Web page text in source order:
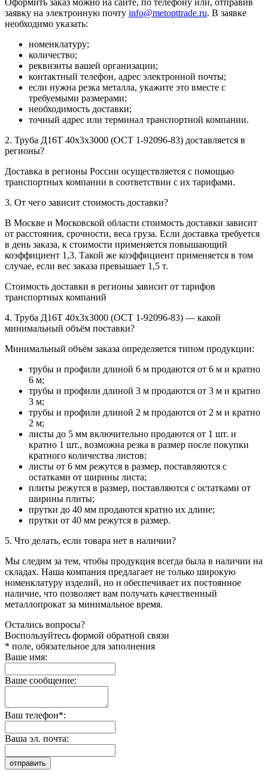
Оформить заказ можно на сайте, по телефону или, отправив
заявку на электронную почту info@metopttrade.ru. В заявке
необходимо указать:
номенклатуру;
количество;
реквизиты вашей организации;
контактный телефон, адрес электронной почты;
если нужна резка металла, укажите это вместе с
требуемыми размерами;
необходимость доставки;
точный адрес или терминал транспортной компании.
2. Труба Д16Т 40х3х3000 (ОСТ 1-92096-83) доставляется в
регионы?
Доставка в регионы России осуществляется с помощью
транспортных компании в соответствии с их тарифами.
3. От чего зависит стоимость доставки?
В Москве и Московской области стоимость доставки зависит
от расстояния, срочности, веса груза. Если доставка требуется
в день заказа, к стоимости применяется повышающий
коэффициент 1,3. Такой же коэффициент применяется в том
случае, если вес заказа превышает 1,5 т.
Стоимость доставки в регионы зависит от тарифов
транспортных компаний
4. Труба Д16Т 40х3х3000 (ОСТ 1-92096-83) — какой
минимальный объём поставки?
Минимальный объём заказа определяется типом продукции:
трубы и профили длиной 6 м продаются от 6 м и кратно
6 м;
трубы и профили длиной 3 м продаются от 3 м и кратно
3 м;
трубы и профили длиной 2 м продаются от 2 м и кратно
2 м;
листы до 5 мм включительно продаются от 1 шт. и
кратно 1 шт., возможна резка в размер после покупки
кратного количества листов;
листы от 6 мм режутся в размер, поставляются с
остатками от ширины листа;
плиты режутся в размер, поставляются с остатками от
ширины плиты;
прутки до 40 мм продаются кратно их длине;
прутки от 40 мм режутся в размер.
5. Что делать, если товара нет в наличии?
Мы следим за тем, чтобы продукция всегда была в наличии на
складах. Наша компания предлагает не только широкую
номенклатуру изделий, но и обеспечивает их постоянное
наличие, что позволяет вам получать качественный
металлопрокат за минимальное время.
Остались вопросы?
Воспользуйтесь формой обратной связи
* поле, обязательное для заполнения
Ваше имя:
Ваше сообщение:
Ваш телефон*:
Ваша эл. почта:
отправить